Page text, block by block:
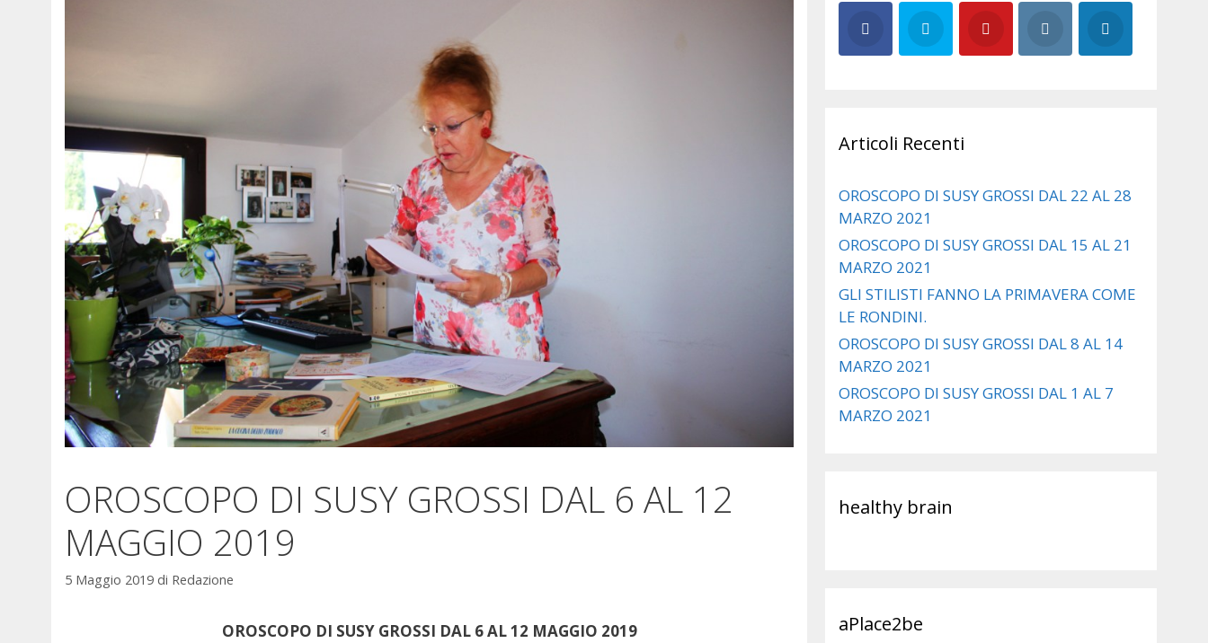
OROSCOPO DI SUSY GROSSI DAL 6 AL 12
MAGGIO 2019
5 Maggio 2019 di Redazione
OROSCOPO DI SUSY GROSSI DAL 6 AL 12 MAGGIO 2019
Articoli Recenti
OROSCOPO DI SUSY GROSSI DAL 22 AL 28
MARZO 2021
OROSCOPO DI SUSY GROSSI DAL 15 AL 21
MARZO 2021
GLI STILISTI FANNO LA PRIMAVERA COME
LE RONDINI.
OROSCOPO DI SUSY GROSSI DAL 8 AL 14
MARZO 2021
OROSCOPO DI SUSY GROSSI DAL 1 AL 7
MARZO 2021
healthy brain
aPlace2be